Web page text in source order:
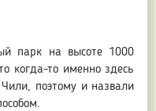
парк на высоте 1000
когда-то именно здесь
поэтому и назвали